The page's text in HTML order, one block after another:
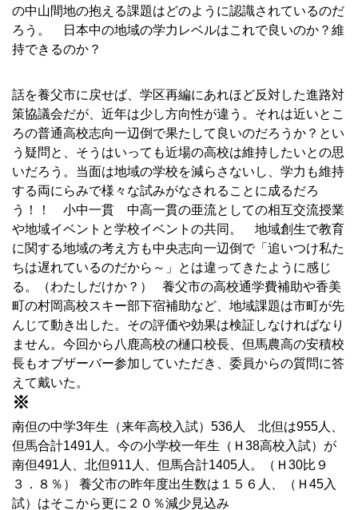
の中山間地の抱える課題はどのように認識されているのだ
ろう。 日本中の地域の学力レベルはこれで良いのか？維
持できるのか？
話を養父市に戻せば、学区再編にあれほど反対した進路対
策協議会だが、近年は少し方向性が違う。それは近いとこ
ろの普通高校志向一辺倒で果たして良いのだろうか？とい
う疑問と、そうはいっても近場の高校は維持したいとの思
いだろう。当面は地域の学校を減らさないし、学力も維持
する両にらみで様々な試みがなされることに成るだろ
う！！ 小中一貫 中高一貫の亜流としての相互交流授業
や地域イベントと学校イベントの共同。 地域創生で教育
に関する地域の考え方も中央志向一辺倒で「追いつけ私た
ちは遅れているのだから～」とは違ってきたように感じ
る。（わたしだけか？） 養父市の高校通学費補助や香美
町の村岡高校スキー部下宿補助など、地域課題は市町が先
んじて動き出した。その評価や効果は検証しなければなり
ません。今回から八鹿高校の樋口校長、但馬農高の安積校
長もオブザーバー参加していただき、委員からの質問に答
えて戴いた。
※
南但の中学3年生（来年高校入試）536人 北但は955人、
但馬合計1491人。今の小学校一年生（Ｈ38高校入試）が
南但491人、北但911人、但馬合計1405人。（Ｈ30比９
３．８％） 養父市の昨年度出生数は１５６人、（Ｈ45入
試）はそこから更に２０％減少見込み